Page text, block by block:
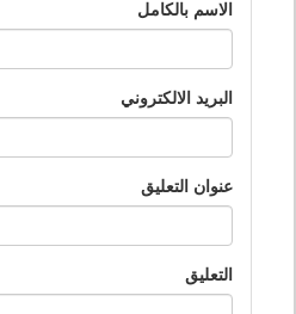
الاسم بالكامل
البريد الالكتروني
عنوان التعليق
التعليق